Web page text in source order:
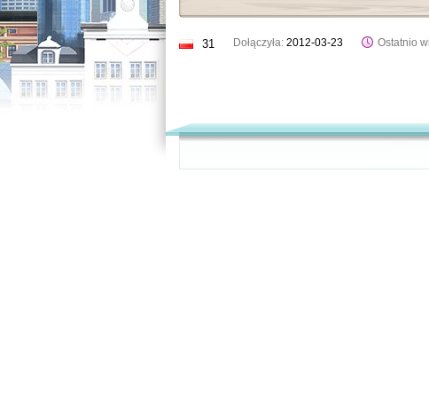
31 Dołączyła: 2012-03-23 Ostatnio